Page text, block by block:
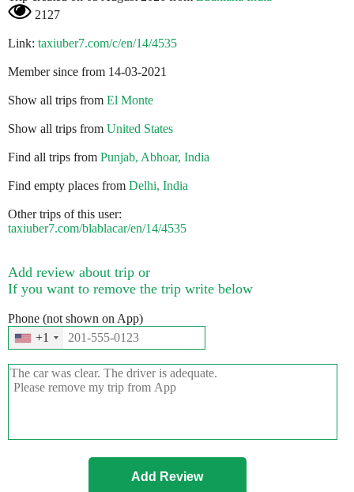
2127
Link: taxiuber7.com/c/en/14/4535
Member since from 14-03-2021
Show all trips from El Monte
Show all trips from United States
Find all trips from Punjab, Abhoar, India
Find empty places from Delhi, India
Other trips of this user:
taxiuber7.com/blablacar/en/14/4535
Add review about trip or
If you want to remove the trip write below
Phone (not shown on App)
+1